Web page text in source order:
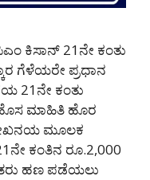
ಕಿಸಾನ್ 21ನೇ ಕಂತು
ಗೆಳೆಯರೇ ಪ್ರಧಾನ
21ನೇ ಕಂತು
ಮಾಹಿತಿ ಹೊರ
ಮೂಲಕ
ಕಂತಿನ ರೂ.2,000
ಹಣ ಪಡೆಯಲು